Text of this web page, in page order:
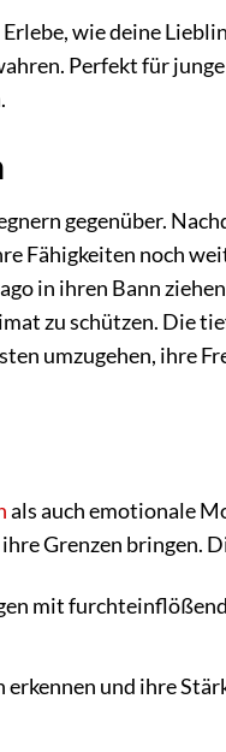
wie deine
Perfekt für
gegenüber.
Fähigkeiten noch
in ihren Bann
zu schützen. Die
umzugehen, ihre
als auch emotionale
Grenzen bringen.
mit
und ihre